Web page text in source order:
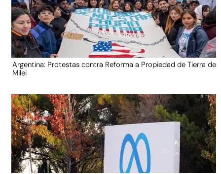
Argentina: Protestas contra Reforma a Propiedad de Tierra de
Milei